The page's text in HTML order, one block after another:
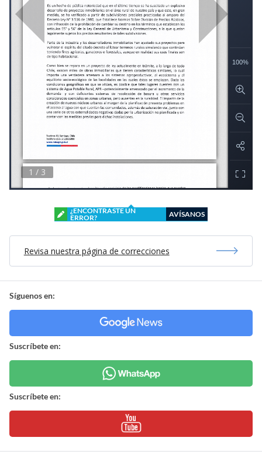
¿ENCONTRASTE UN
ERROR?
AVÍSANOS
Revisa nuestra página de correcciones
Síguenos en:
Suscríbete en:
Suscríbete en: